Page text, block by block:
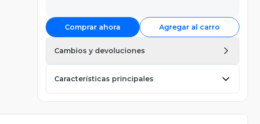
Comprar ahora Agregar al carro
Cambios y devoluciones
Características principales